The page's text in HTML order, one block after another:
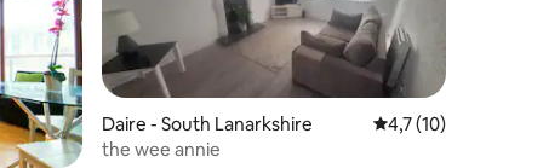
Daire - South Lanarkshire 5 üzerinden
4,7 (10)
the wee annie